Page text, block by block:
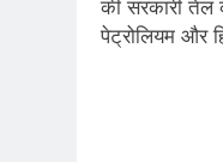
की सरकारी तेल
पेट्रोलियम और